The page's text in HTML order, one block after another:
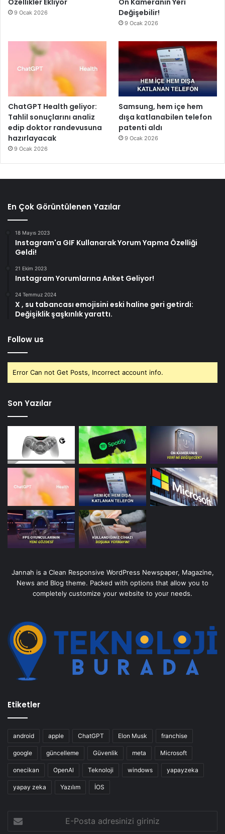
9 Ocak 2026
Değişebilir!
9 Ocak 2026
ChatGPT Health geliyor:
Tahlil sonuçlarını analiz
edip doktor randevusuna
hazırlayacak
9 Ocak 2026
Samsung, hem içe hem
dışa katlanabilen telefon
patenti aldı
9 Ocak 2026
En Çok Görüntülenen Yazılar
18 Mayıs 2023
Instagram'a GIF Kullanarak Yorum Yapma Özelliği
Geldi!
21 Ekim 2023
Instagram Yorumlarına Anket Geliyor!
24 Temmuz 2024
X , su tabancası emojisini eski haline geri getirdi:
Değişiklik şaşkınlık yarattı.
Follow us
Error Can not Get Posts, Incorrect account info.
Son Yazılar
Jannah is a Clean Responsive WordPress Newspaper, Magazine,
News and Blog theme. Packed with options that allow you to
completely customize your website to your needs.
Etiketler
android apple ChatGPT Elon Musk franchise
google güncelleme Güvenlik meta Microsoft
onecikan OpenAl Teknoloji windows yapayzeka
yapay zeka Yazılım İOS
Posta